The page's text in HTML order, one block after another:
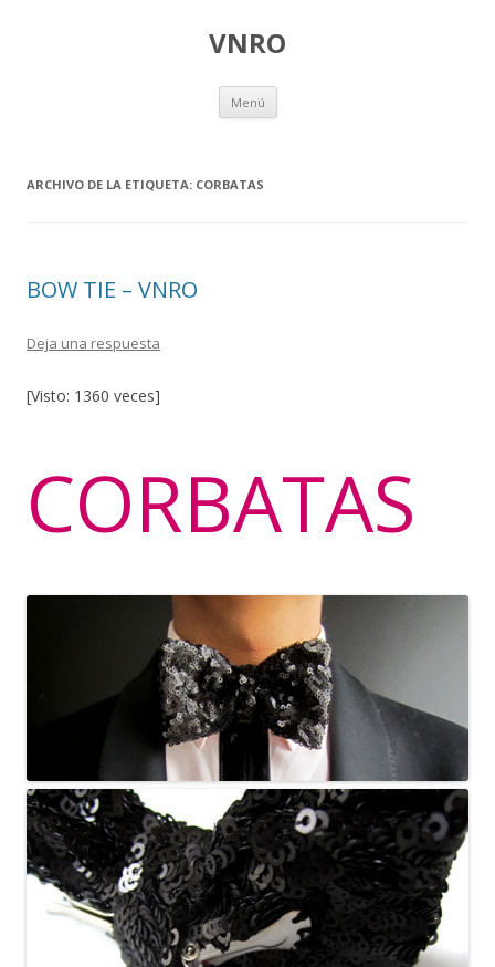
VNRO
Menú Ir
contenido
ARCHIVO DE LA ETIQUETA: CORBATAS
BOW TIE – VNRO
Deja una respuesta
[Visto: 1360 veces]
CORBATAS